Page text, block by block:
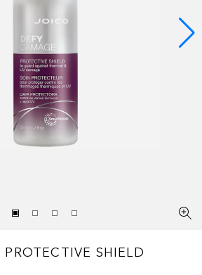
PROTECTIVE SHIELD